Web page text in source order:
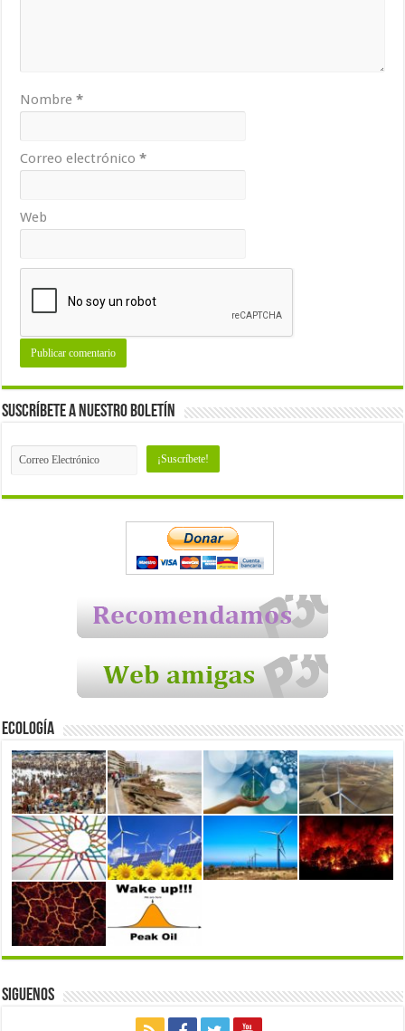
Nombre*
Correo electrónico*
Web
Suscríbete a nuestro Boletín
Ecología
Siguenos